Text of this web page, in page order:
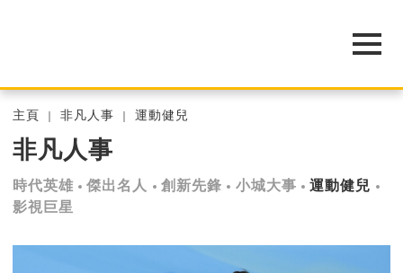
主頁 非凡人事 運動健兒
非凡人事
時代英雄 傑出名人 創新先鋒 小城大事
運動健兒
影視巨星